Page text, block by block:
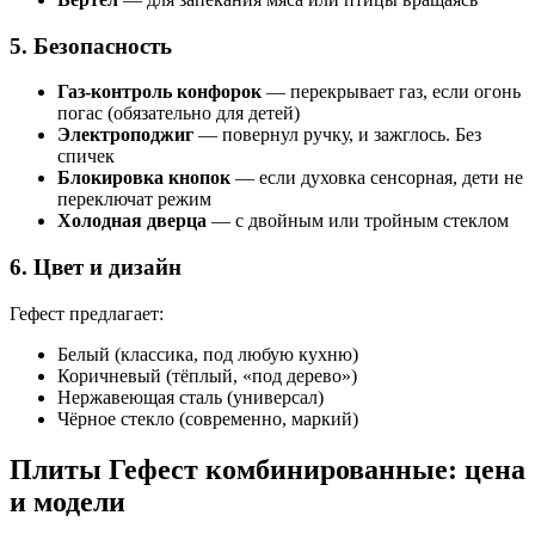
5. Безопасность
Газ-контроль конфорок — перекрывает газ, если огонь
погас (обязательно для детей)
Электроподжиг — повернул ручку, и зажглось. Без
спичек
Блокировка кнопок — если духовка сенсорная, дети не
переключат режим
Холодная дверца — с двойным или тройным стеклом
6. Цвет и дизайн
Гефест предлагает:
Белый (классика, под любую кухню)
Коричневый (тёплый, «под дерево»)
Нержавеющая сталь (универсал)
Чёрное стекло (современно, маркий)
Плиты Гефест комбинированные: цена
и модели